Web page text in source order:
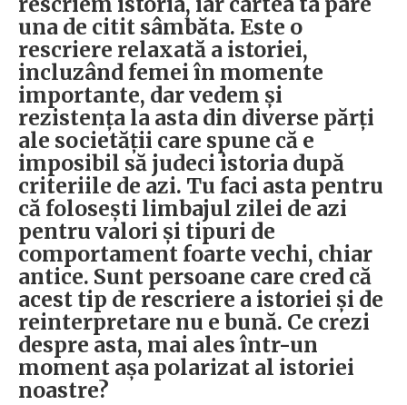
una de citit sâmbăta. Este o
rescriere relaxată a istoriei,
incluzând femei în momente
importante, dar vedem și
rezistența la asta din diverse părți
ale societății care spune că e
imposibil să judeci istoria după
criteriile de azi. Tu faci asta pentru
că folosești limbajul zilei de azi
pentru valori și tipuri de
comportament foarte vechi, chiar
antice. Sunt persoane care cred că
acest tip de rescriere a istoriei și de
reinterpretare nu e bună. Ce crezi
despre asta, mai ales într-un
moment așa polarizat al istoriei
noastre?